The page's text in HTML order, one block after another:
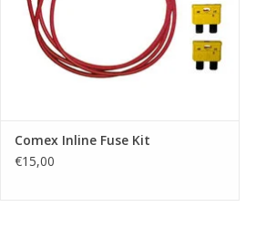
Comex Inline Fuse Kit
€15,00